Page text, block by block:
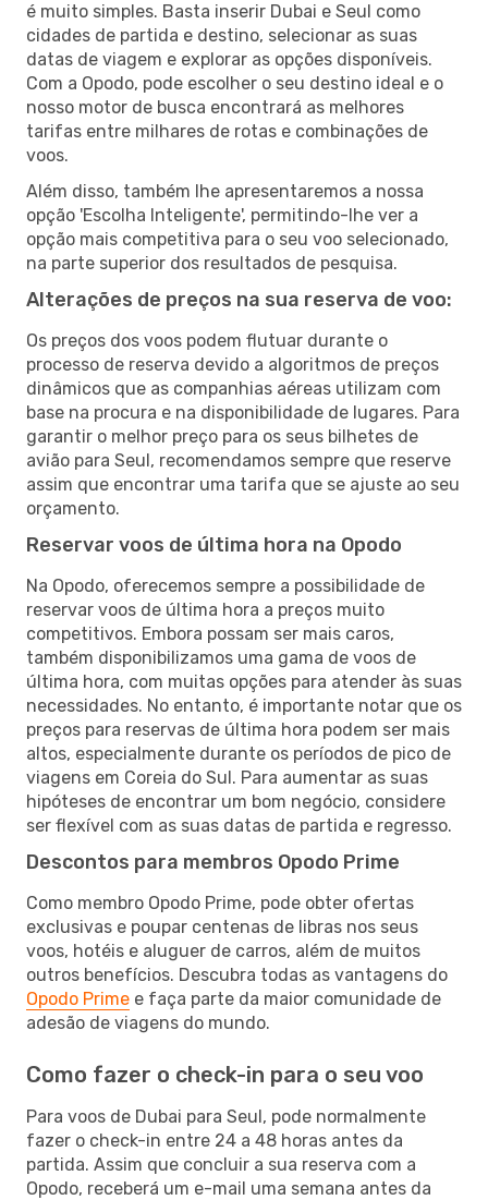
é muito simples. Basta inserir Dubai e Seul como
cidades de partida e destino, selecionar as suas
datas de viagem e explorar as opções disponíveis.
Com a Opodo, pode escolher o seu destino ideal e o
nosso motor de busca encontrará as melhores
tarifas entre milhares de rotas e combinações de
voos.
Além disso, também lhe apresentaremos a nossa
opção 'Escolha Inteligente', permitindo-lhe ver a
opção mais competitiva para o seu voo selecionado,
na parte superior dos resultados de pesquisa.
Alterações de preços na sua reserva de voo:
Os preços dos voos podem flutuar durante o
processo de reserva devido a algoritmos de preços
dinâmicos que as companhias aéreas utilizam com
base na procura e na disponibilidade de lugares. Para
garantir o melhor preço para os seus bilhetes de
avião para Seul, recomendamos sempre que reserve
assim que encontrar uma tarifa que se ajuste ao seu
orçamento.
Reservar voos de última hora na Opodo
Na Opodo, oferecemos sempre a possibilidade de
reservar voos de última hora a preços muito
competitivos. Embora possam ser mais caros,
também disponibilizamos uma gama de voos de
última hora, com muitas opções para atender às suas
necessidades. No entanto, é importante notar que os
preços para reservas de última hora podem ser mais
altos, especialmente durante os períodos de pico de
viagens em Coreia do Sul. Para aumentar as suas
hipóteses de encontrar um bom negócio, considere
ser flexível com as suas datas de partida e regresso.
Descontos para membros Opodo Prime
Como membro Opodo Prime, pode obter ofertas
exclusivas e poupar centenas de libras nos seus
voos, hotéis e aluguer de carros, além de muitos
outros benefícios. Descubra todas as vantagens do
Opodo Prime e faça parte da maior comunidade de
adesão de viagens do mundo.
Como fazer o check-in para o seu voo
Para voos de Dubai para Seul, pode normalmente
fazer o check-in entre 24 a 48 horas antes da
partida. Assim que concluir a sua reserva com a
Opodo, receberá um e-mail uma semana antes da